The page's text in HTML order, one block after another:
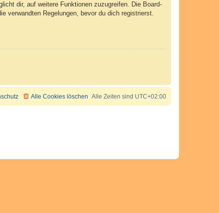
dir, auf weitere Funktionen zuzugreifen. Die Board-
verwandten Regelungen, bevor du dich registrierst.
Alle Zeiten sind UTC+02:00
Alle Cookies löschen